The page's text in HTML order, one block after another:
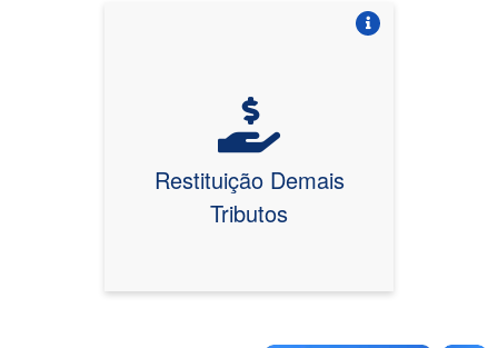
Restituição Demais
Tributos